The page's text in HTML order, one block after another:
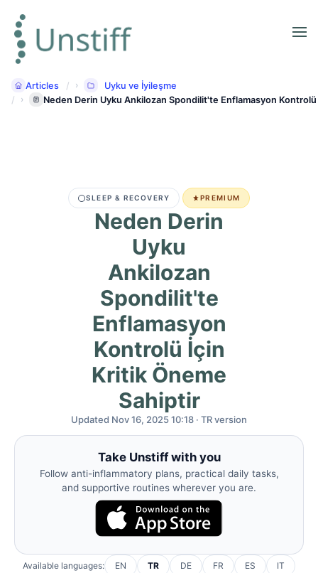
Articles
Uyku ve İyileşme
Neden Derin Uyku Ankilozan Spondilit'te Enflamasyon
SLEEP & RECOVERY PREMIUM
Neden Derin
Uyku
Ankilozan
Spondilit'te
Enflamasyon
Kontrolü İçin
Kritik Öneme
Sahiptir
Updated Nov 16, 2025 10:18 · TR version
Take Unstiff with you
Follow anti-inflammatory plans, practical daily tasks,
and supportive routines wherever you are.
Available languages: EN TR DE FR ES IT